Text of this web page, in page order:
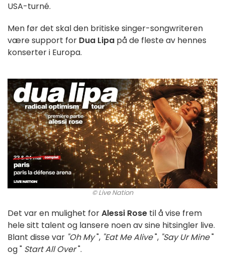
USA-turné.
Men før det skal den britiske singer-songwriteren
være support for Dua Lipa på de fleste av hennes
konserter i Europa.
© Live Nation
Det var en mulighet forAlessi Rose til å vise frem
hele sitt talent og lansere noen av sine hitsingler live.
Blant disse var "Oh My", "Eat Me Alive", "Say Ur Mine"
og " Start All Over".